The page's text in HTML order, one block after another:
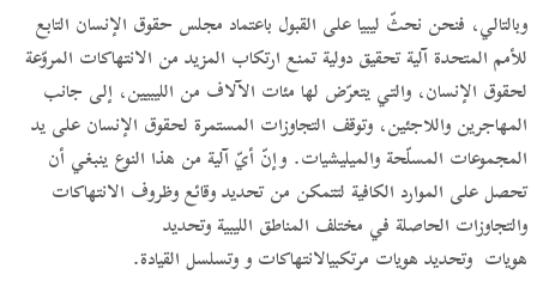
وبالتالي، فنحن نحثّ ليبيا على القبول باعتماد مجلس حقوق الإنسان التابع
للأمم المتحدة آلية تحقيق دولية تمنع ارتكاب المزيد من الانتهاكات المروّعة
لحقوق الإنسان، والتي يتعرّض لها مئات الآلاف من الليبيين، إلى جانب
المهاجرين واللاجئين، وتوقف التجاوزات المستمرة لحقوق الإنسان على يد
المجموعات المسلّحة والميليشيات. وإنّ أيّ آلية من هذا النوع ينبغي أن
تحصل على الموارد الكافية لتتمكن من تحديد وقائع وظروف الانتهاكات
والتجاوزات الحاصلة في مختلف المناطق الليبية وتحديد
هويات وتحديدهويات مرتكبيالانتهاكاتو وتسلسل القيادة.